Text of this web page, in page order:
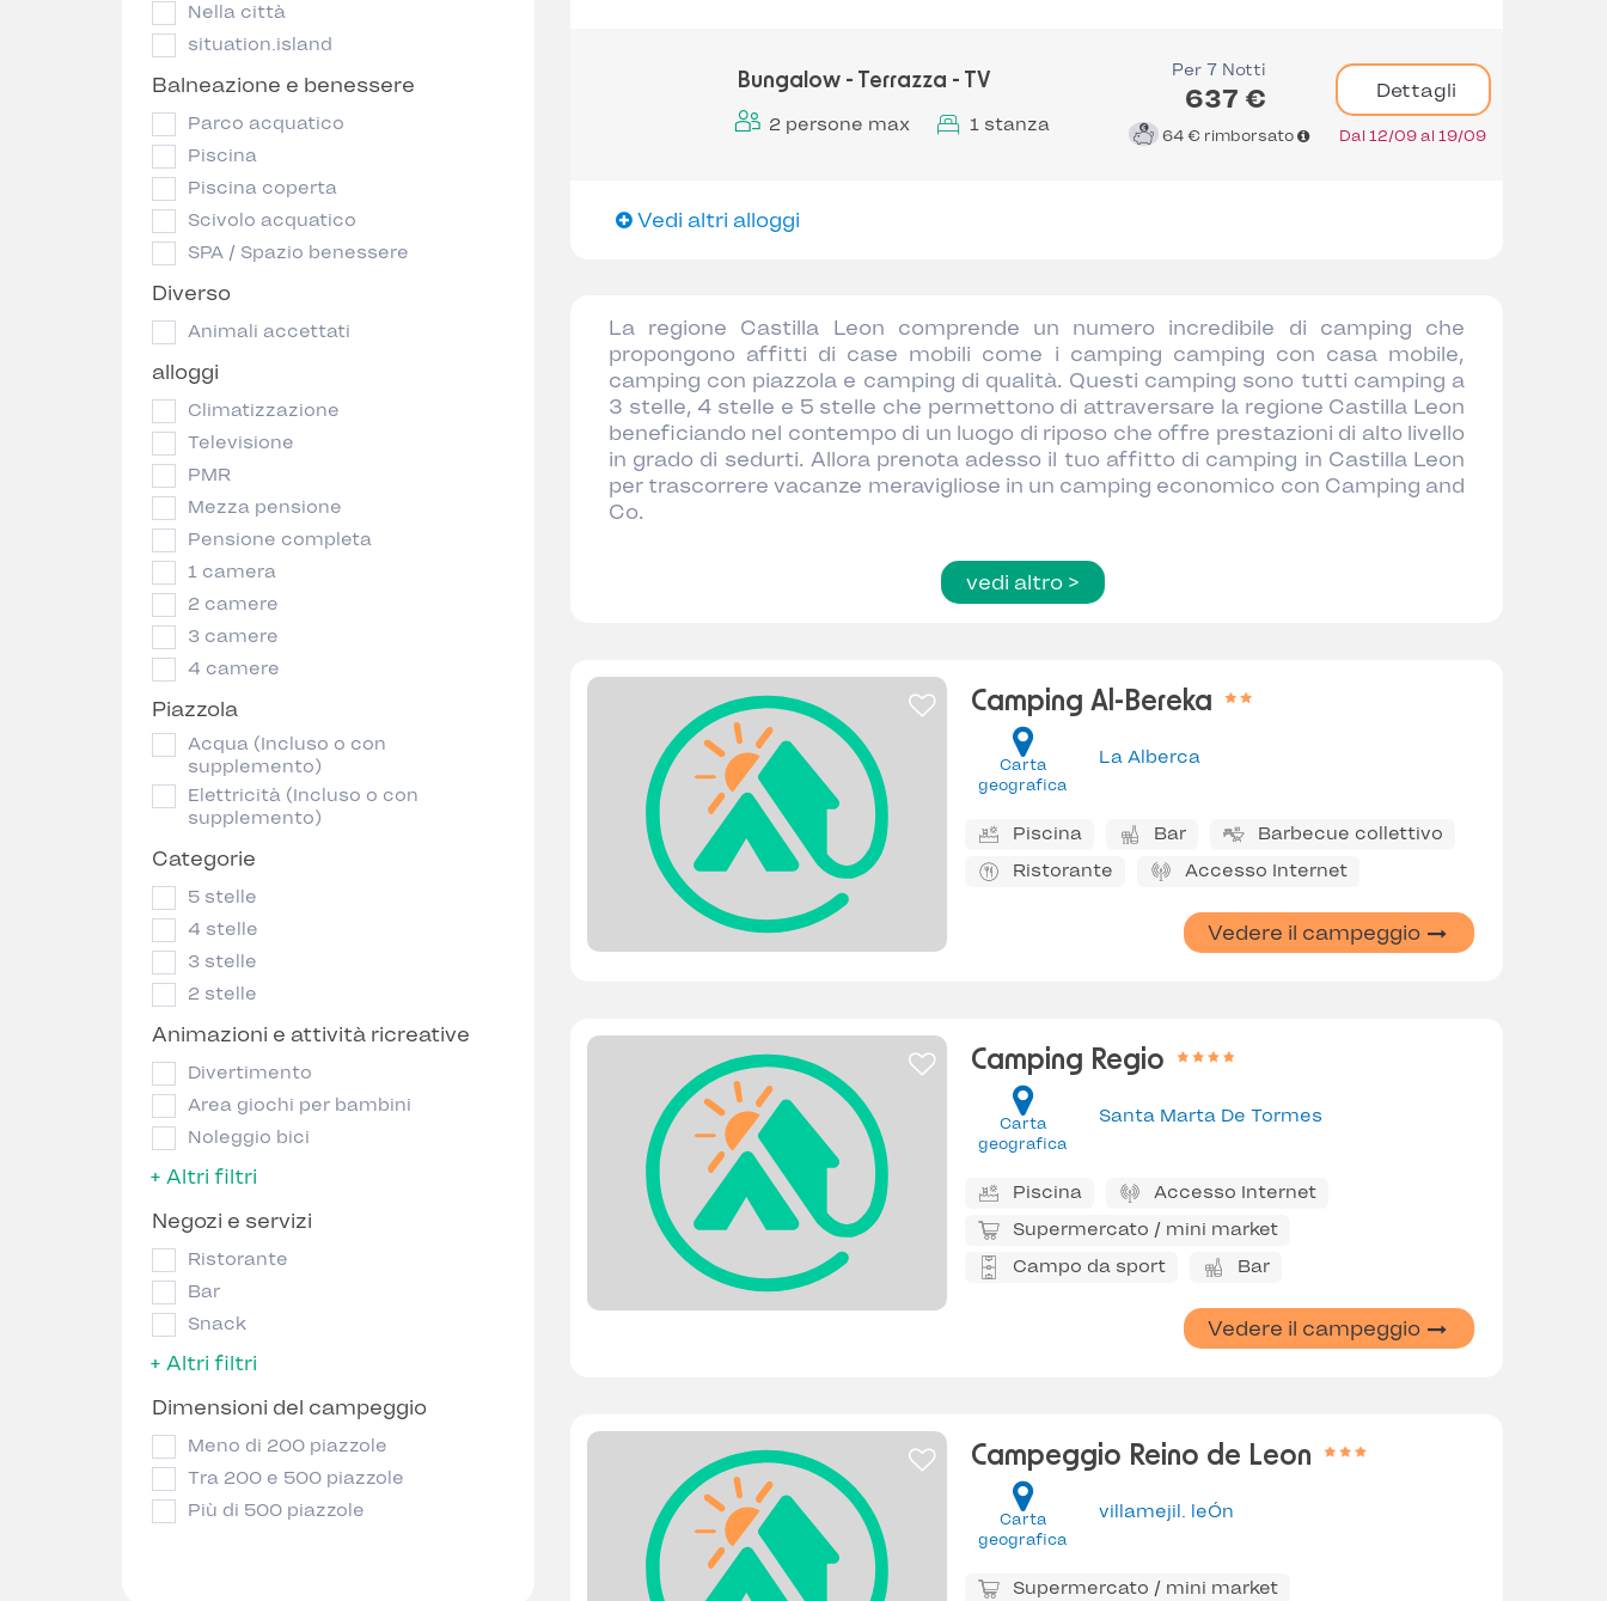
Nella città
situation.island
Balneazione e benessere
Parco acquatico
Piscina
Piscina coperta
Scivolo acquatico
SPA / Spazio benessere
Diverso
Animali accettati
alloggi
Climatizzazione
Televisione
PMR
Mezza pensione
Pensione completa
1 camera
2 camere
3 camere
4 camere
Piazzola
Acqua (Incluso o con
supplemento)
Elettricità (Incluso o con
supplemento)
Categorie
5 stelle
4 stelle
3 stelle
2 stelle
Animazioni e attività ricreative
Divertimento
Area giochi per bambini
Noleggio bici
+ Altri filtri
Negozi e servizi
Ristorante
Bar
Snack
+ Altri filtri
Dimensioni del campeggio
Meno di 200 piazzole
Tra 200 e 500 piazzole
Più di 500 piazzole
Bungalow - Terrazza - TV
2 persone max
1 stanza
Per 7 Notti
637 €
64 € rimborsato
Dettagli
Dal 12/09 al 19/09
Vedi altri alloggi
La regione Castilla Leon comprende un numero incredibile di camping che
propongono affitti di case mobili come i camping camping con casa mobile,
camping con piazzola e camping di qualità. Questi camping sono tutti camping a
3 stelle, 4 stelle e 5 stelle che permettono di attraversare la regione Castilla Leon
beneficiando nel contempo di un luogo di riposo che offre prestazioni di alto livello
in grado di sedurti. Allora prenota adesso il tuo affitto di camping in Castilla Leon
per trascorrere vacanze meravigliose in un camping economico con Camping and
Co.
vedi altro >
Camping Al-Bereka
Carta
geografica
La Alberca
Piscina Bar
Barbecue collettivo
Ristorante
Accesso Internet
Vedere il campeggio
Camping Regio
Carta
geografica
Santa Marta De Tormes
Piscina
Accesso Internet
Supermercato / mini market
Campo da sport
Bar
Vedere il campeggio
Campeggio Reino de Leon
Carta
geografica
villamejil. leÓn
Supermercato / mini market